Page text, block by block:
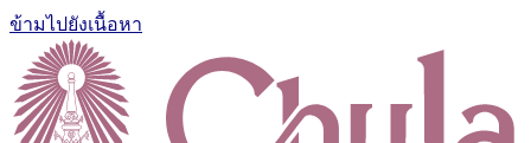
ข้ามไปยังเนื้อหา